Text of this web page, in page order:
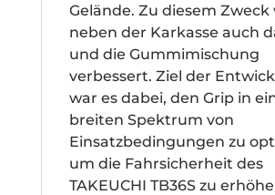
Gelände. Zu diesem
neben der Karkasse auch
und die Gummimischung
verbessert. Ziel der
war es dabei, den Grip in
breiten Spektrum von
Einsatzbedingungen zu
um die Fahrsicherheit des
TAKEUCHI TB36S zu